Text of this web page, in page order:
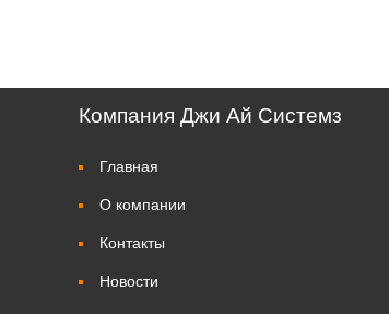
Компания Джи Ай Системз
Главная
О компании
Контакты
Новости